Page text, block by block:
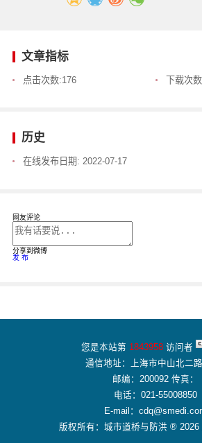
文章指标
点击次数:176 下载次
历史
在线发布日期: 2022-07-17
网友评论
分享到微博
发 布
您是本站第 1843958访问者
通信地址：上海市中山北二
邮编：200092 传真：
电话：021-55008850
E-mail：
版权所有：城市道桥与防洪 ® 2026